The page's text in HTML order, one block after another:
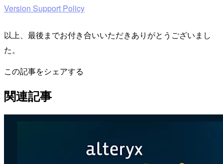
Version Support Policy
以上、最後までお付き合いいただきありがとうございまし
た。
この記事をシェアする
関連記事